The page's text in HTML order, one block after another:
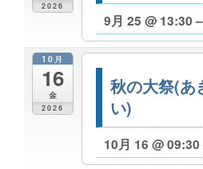
2026
9月 25 @ 13:30
10月
16
金
2026
秋の大祭(あ
い)
10月 16 @